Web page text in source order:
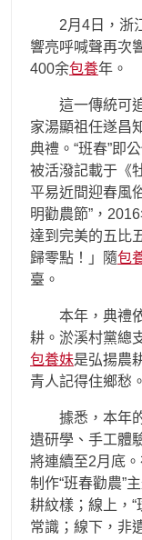
2月4日，浙
響亮呼喊聲再次
400余包養年。
這一傳統可
家湯顯祖任遂昌
典禮。“班春”即
被活潑記載于《
平易近間迎春風
明勸農節”，
達到完美的五比
歸零點！」隨包
臺。
本年，典禮
耕。淤溪村黨總
包養妹是弘揚農
青人記得住鄉愁
據悉，本年
遺研學、手工體
將連續至2月底
制作“班春勸農”
耕紋樣；線上，
常識；線下，非